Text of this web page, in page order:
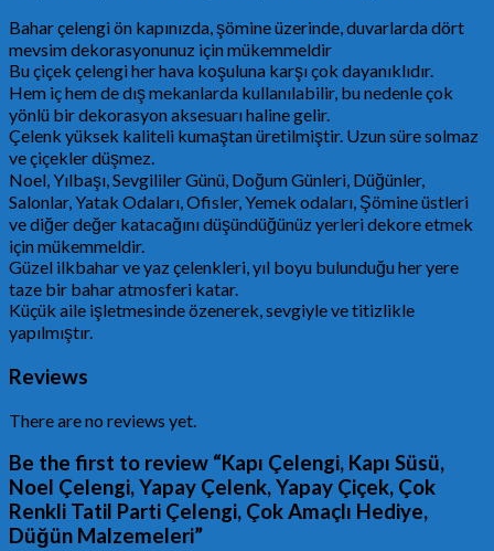
Bahar çelengi ön kapınızda, şömine üzerinde, duvarlarda dört
mevsim dekorasyonunuz için mükemmeldir
Bu çiçek çelengi her hava koşuluna karşı çok dayanıklıdır.
Hem iç hem de dış mekanlarda kullanılabilir, bu nedenle çok
yönlü bir dekorasyon aksesuarı haline gelir.
Çelenk yüksek kaliteli kumaştan üretilmiştir. Uzun süre solmaz
ve çiçekler düşmez.
Noel, Yılbaşı, Sevgililer Günü, Doğum Günleri, Düğünler,
Salonlar, Yatak Odaları, Ofisler, Yemek odaları, Şömine üstleri
ve diğer değer katacağını düşündüğünüz yerleri dekore etmek
için mükemmeldir.
Güzel ilkbahar ve yaz çelenkleri, yıl boyu bulunduğu her yere
taze bir bahar atmosferi katar.
Küçük aile işletmesinde özenerek, sevgiyle ve titizlikle
yapılmıştır.
Reviews
There are no reviews yet.
Be the first to review “Kapı Çelengi, Kapı Süsü,
Noel Çelengi, Yapay Çelenk, Yapay Çiçek, Çok
Renkli Tatil Parti Çelengi, Çok Amaçlı Hediye,
Düğün Malzemeleri”